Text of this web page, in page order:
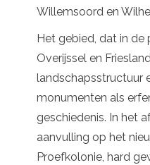
Willemsoord en
Het gebied, dat in de
Overijssel en
landschapsstructuur
monumenten als
geschiedenis. In het
aanvulling op het
Proefkolonie, hard